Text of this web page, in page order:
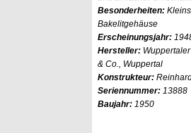
Besonderheiten:
Bakelitgehäuse
Erscheinungsjahr:
Hersteller:
& Co., Wuppertal
Konstrukteur:
Seriennummer: 13888
Baujahr: 1950